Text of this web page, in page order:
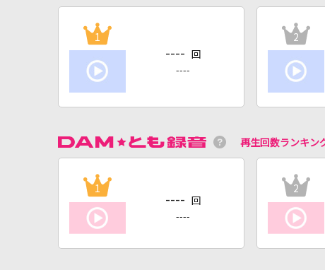
1
---- 回
----
2
再生回数ランキン
1
---- 回
----
2